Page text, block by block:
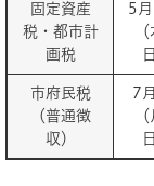
固定資産
税・都市計
画税
5
市府民税
（普通徴
収）
7